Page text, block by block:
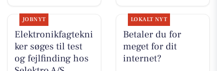
JOBNYT
Elektronikfagtekni
ker søges til test
og fejlfinding hos
LOKALT NYT
Betaler du for
meget for dit
internet?